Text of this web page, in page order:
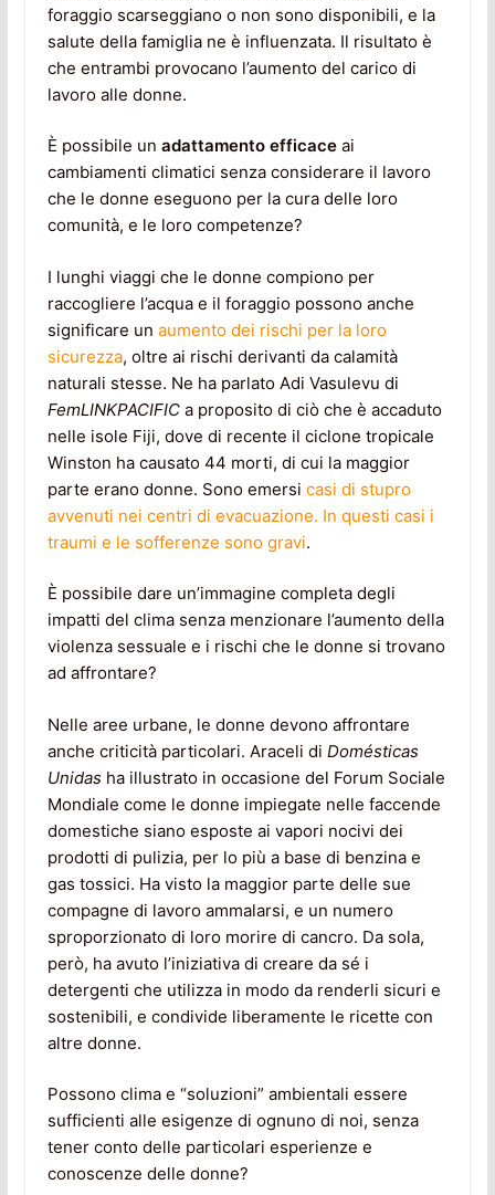
foraggio scarseggiano o non sono disponibili, e la
salute della famiglia ne è influenzata. Il risultato è
che entrambi provocano l’aumento del carico di
lavoro alle donne.
È possibile un adattamento efficaceai
cambiamenti climatici senza considerare il lavoro
che le donne eseguono per la cura delle loro
comunità, e le loro competenze?
I lunghi viaggi che le donne compiono per
raccogliere l’acqua e il foraggio possono anche
significare un aumento dei rischi per la loro
sicurezza, oltre ai rischi derivanti da calamità
naturali stesse. Ne ha parlato Adi Vasulevu di
FemLINKPACIFICa proposito di ciò che è accaduto
nelle isole Fiji, dove di recente il ciclone tropicale
Winston ha causato 44 morti, di cui la maggior
parte erano donne. Sono emersi casi di stupro
avvenuti nei centri di evacuazione. In questi casi i
traumi e le sofferenze sono gravi.
È possibile dare un’immagine completa degli
impatti del clima senza menzionare l’aumento della
violenza sessuale e i rischi che le donne si trovano
ad affrontare?
Nelle aree urbane, le donne devono affrontare
anche criticità particolari. Araceli di Domésticas
Unidasha illustrato in occasione del Forum Sociale
Mondiale come le donne impiegate nelle faccende
domestiche siano esposte ai vapori nocivi dei
prodotti di pulizia, per lo più a base di benzina e
gas tossici. Ha visto la maggior parte delle sue
compagne di lavoro ammalarsi, e un numero
sproporzionato di loro morire di cancro. Da sola,
però, ha avuto l’iniziativa di creare da sé i
detergenti che utilizza in modo da renderli sicuri e
sostenibili, e condivide liberamente le ricette con
altre donne.
Possono clima e “soluzioni” ambientali essere
sufficienti alle esigenze di ognuno di noi, senza
tener conto delle particolari esperienze e
conoscenze delle donne?